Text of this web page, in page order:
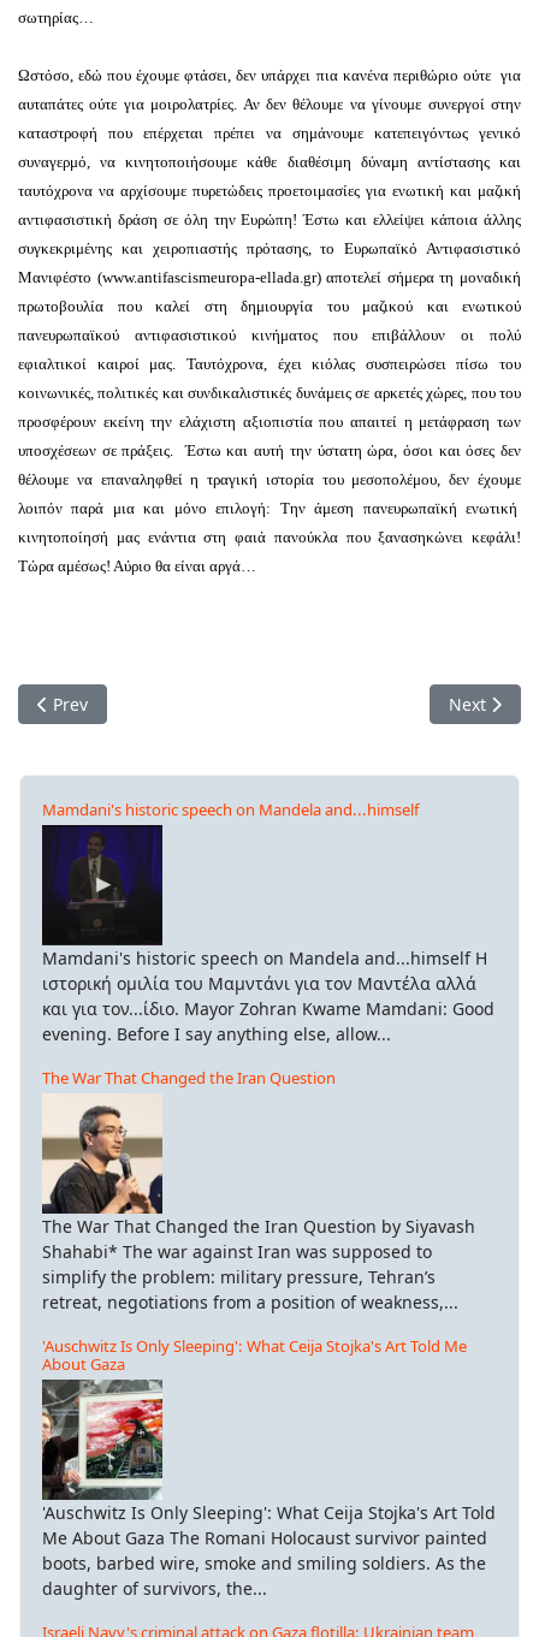
σωτηρίας…
Ωστόσο, εδώ που έχουμε φτάσει, δεν υπάρχει πια κανένα περιθώριο ούτε για
αυταπάτες ούτε για μοιρολατρίες. Αν δεν θέλουμε να γίνουμε συνεργοί στην
καταστροφή που επέρχεται πρέπει να σημάνουμε κατεπειγόντως γενικό
συναγερμό, να κινητοποιήσουμε κάθε διαθέσιμη δύναμη αντίστασης και
ταυτόχρονα να αρχίσουμε πυρετώδεις προετοιμασίες για ενωτική και μαζική
αντιφασιστική δράση σε όλη την Ευρώπη! Έστω και ελλείψει κάποια άλλης
συγκεκριμένης και χειροπιαστής πρότασης, το Ευρωπαϊκό Αντιφασιστικό
Μανιφέστο (www.antifascismeuropa-ellada.gr) αποτελεί σήμερα τη μοναδική
πρωτοβουλία που καλεί στη δημιουργία του μαζικού και ενωτικού
πανευρωπαϊκού αντιφασιστικού κινήματος που επιβάλλουν οι πολύ
εφιαλτικοί καιροί μας. Ταυτόχρονα, έχει κιόλας συσπειρώσει πίσω του
κοινωνικές, πολιτικές και συνδικαλιστικές δυνάμεις σε αρκετές χώρες, που του
προσφέρουν εκείνη την ελάχιστη αξιοπιστία που απαιτεί η μετάφραση των
υποσχέσεων σε πράξεις. Έστω και αυτή την ύστατη ώρα, όσοι και όσες δεν
θέλουμε να επαναληφθεί η τραγική ιστορία του μεσοπολέμου, δεν έχουμε
λοιπόν παρά μια και μόνο επιλογή: Την άμεση πανευρωπαϊκή ενωτική
κινητοποίησή μας ενάντια στη φαιά πανούκλα που ξανασηκώνει κεφάλι!
Τώρα αμέσως! Αύριο θα είναι αργά…
Previous article: «Πολύ μεγαλύτερες» οι εκπομπές μεθανίου
Prev Next
Next
Mamdani's historic speech on Mandela and...himself
Mamdani's historic speech on Mandela and...himself Η
ιστορική ομιλία του Μαμντάνι για τον Μαντέλα αλλά
και για τον...ίδιο. Mayor Zohran Kwame Mamdani: Good
evening. Before I say anything else, allow...
The War That Changed the Iran Question
The War That Changed the Iran Question by Siyavash
Shahabi* The war against Iran was supposed to
simplify the problem: military pressure, Tehran’s
retreat, negotiations from a position of weakness,...
'Auschwitz Is Only Sleeping': What Ceija Stojka's Art Told Me
About Gaza
'Auschwitz Is Only Sleeping': What Ceija Stojka's Art Told
Me About Gaza The Romani Holocaust survivor painted
boots, barbed wire, smoke and smiling soldiers. As the
daughter of survivors, the...
Israeli Navy's criminal attack on Gaza flotilla: Ukrainian team